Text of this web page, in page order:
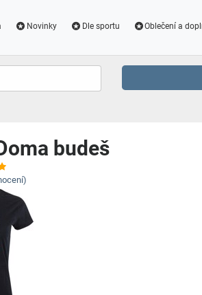
Novinky Dle sportu Oblečení a
budeš